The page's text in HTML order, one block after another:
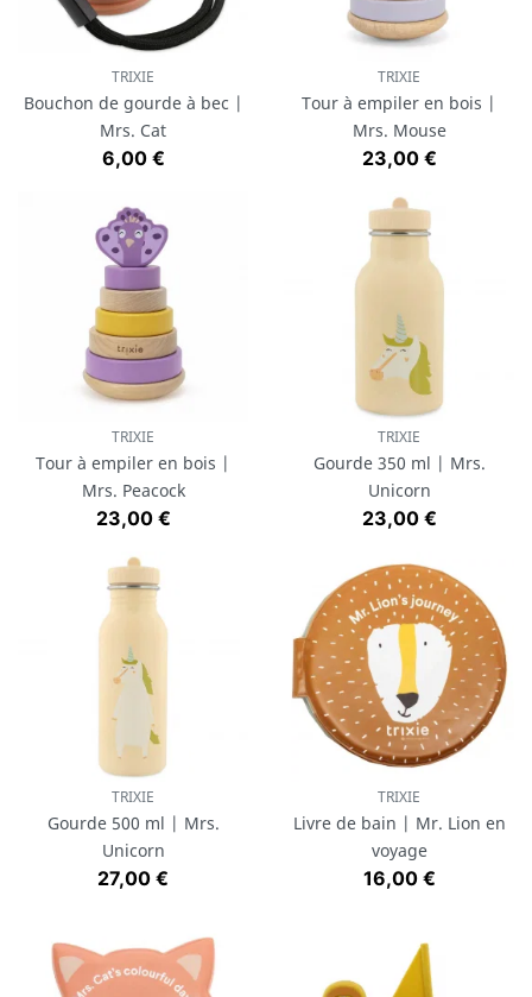
TRIXIE
Bouchon de gourde à bec |
Mrs. Cat
Prix
6,00 €
TRIXIE
Tour à empiler en bois |
Mrs. Mouse
Prix
23,00 €
TRIXIE
Tour à empiler en bois |
Mrs. Peacock
Prix
23,00 €
TRIXIE
Gourde 350 ml | Mrs.
Unicorn
Prix
23,00 €
TRIXIE
Gourde 500 ml | Mrs.
Unicorn
Prix
27,00 €
TRIXIE
Livre de bain | Mr. Lion en
voyage
Prix
16,00 €